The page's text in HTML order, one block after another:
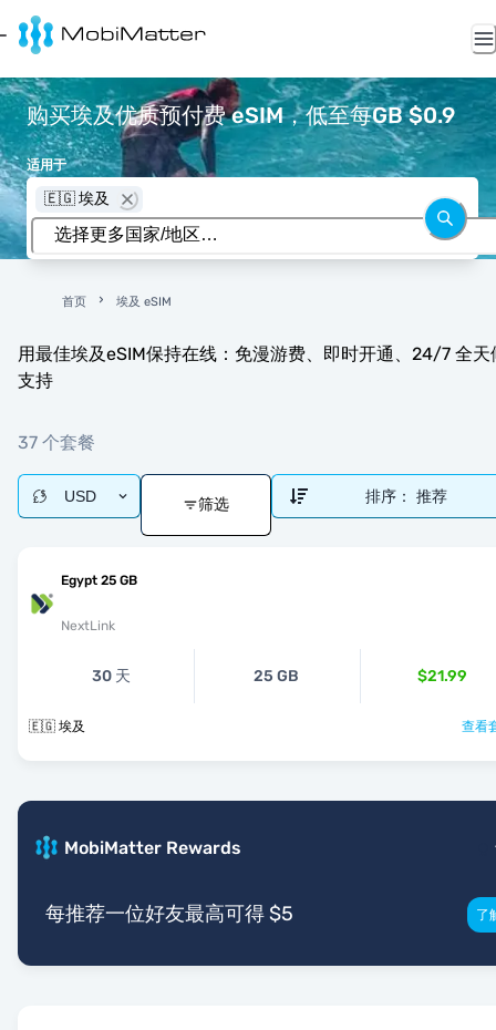
购买埃及优质预付费 eSIM，低至每GB $0.9
适用于
🇪🇬 埃及
首页 埃及 eSIM
用最佳埃及eSIM保持在线：免漫游费、即时开通、24/7 全天
支持
37 个套餐
USD 筛选 排序： 推荐
Egypt 25 GB
NextLink
30 天 25 GB $21.99
🇪🇬 埃及 查看
MobiMatter Rewards
每推荐一位好友最高可得 $5 了